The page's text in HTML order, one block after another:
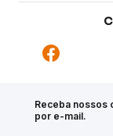
Receba nossos
por e-mail.